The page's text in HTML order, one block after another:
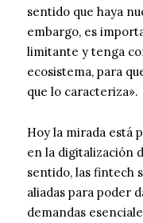
sentido que haya
embargo, es
limitante y tenga
ecosistema, para
que lo caracteriza».
Hoy la mirada está
en la digitalización
sentido, las fintech
aliadas para poder
demandas